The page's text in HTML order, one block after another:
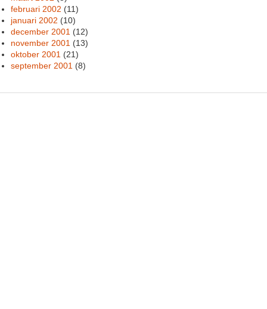
februari 2002 (11)
januari 2002 (10)
december 2001 (12)
november 2001 (13)
oktober 2001 (21)
september 2001 (8)